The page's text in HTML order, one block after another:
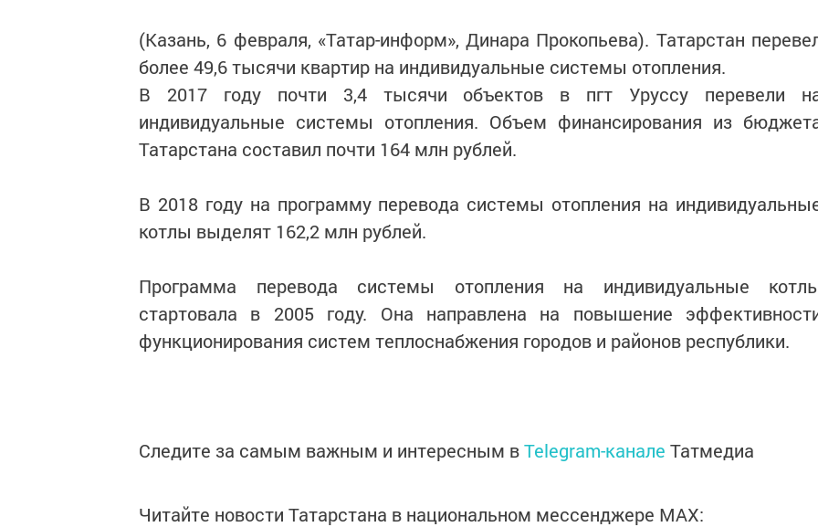
(Казань, 6 февраля, «Татар-информ», Динара Прокопьева). Татарстан
более 49,6 тысячи квартир на индивидуальные системы отопления.
В 2017 году почти 3,4 тысячи объектов в пгт Уруссу перевели
индивидуальные системы отопления. Объем финансирования из
Татарстана составил почти 164 млн рублей.
В 2018 году на программу перевода системы отопления на
котлы выделят 162,2 млн рублей.
Программа перевода системы отопления на индивидуальные
стартовала в 2005 году. Она направлена на повышение
функционирования систем теплоснабжения городов и районов республики.
Следите за самым важным и интересным вTelegram-канале Татмедиа
Читайте новости Татарстана в национальном мессенджере MАХ: